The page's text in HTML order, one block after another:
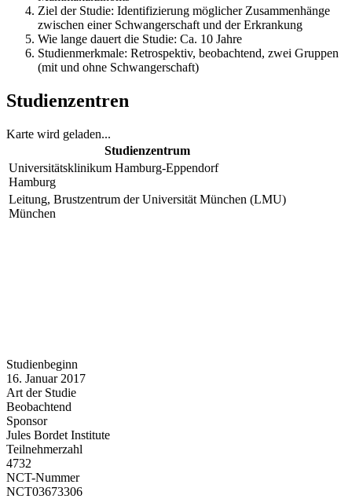
Ziel der Studie: Identifizierung möglicher Zusammenhänge
zwischen einer Schwangerschaft und der Erkrankung
Wie lange dauert die Studie: Ca. 10 Jahre
Studienmerkmale: Retrospektiv, beobachtend, zwei Gruppen
(mit und ohne Schwangerschaft)
Studienzentren
Karte wird geladen...
Studienzentrum
Universitätsklinikum Hamburg-Eppendorf
Hamburg
Leitung, Brustzentrum der Universität München (LMU)
München
Studienbeginn
16. Januar 2017
Art der Studie
Beobachtend
Sponsor
Jules Bordet Institute
Teilnehmerzahl
4732
NCT-Nummer
NCT03673306